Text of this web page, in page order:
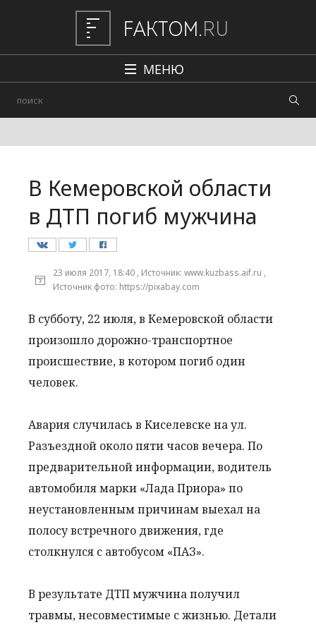
МЕНЮ
Авто
Происшествия
В Кемеровской области
в ДТП погиб мужчина
23 июля 2017, 18:40 , Источник: www.kuzbass.aif.ru ,
Источник фото: https://pixabay.com
В субботу, 22 июля, в Кемеровской области
произошло дорожно-транспортное
происшествие, в котором погиб один
человек.
Авария случилась в Киселевске на ул.
Разъездной около пяти часов вечера. По
предварительной информации, водитель
автомобиля марки «Лада Приора» по
неустановленным причинам выехал на
полосу встречного движения, где
столкнулся с автобусом «ПАЗ».
В результате ДТП мужчина получил
травмы, несовместимые с жизнью. Детали